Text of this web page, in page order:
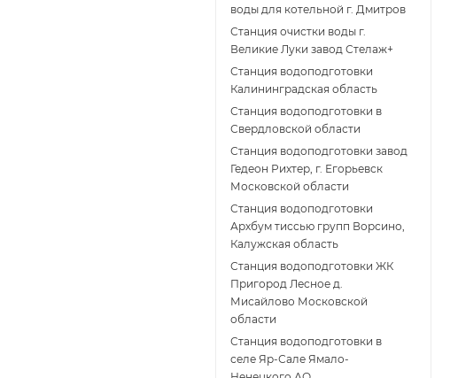
воды для котельной г. Дмитров
Станция очистки воды г.
Великие Луки завод Стелаж+
Станция водоподготовки
Калининградская область
Станция водоподготовки в
Свердловской области
Станция водоподготовки завод
Гедеон Рихтер, г. Егорьевск
Московской области
Станция водоподготовки
Архбум тиссью групп Ворсино,
Калужская область
Станция водоподготовки ЖК
Пригород Лесное д.
Мисайлово Московской
области
Станция водоподготовки в
селе Яр-Сале Ямало-